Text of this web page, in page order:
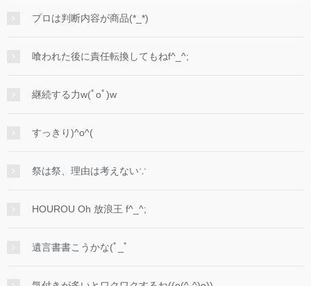
プロは判断内容が商品(*_*)
喰われた後に責任転換してもねf^_^;
継続する力w(ﾟoﾟ)w
すっきり)^o^(
祭は祭、理由は考えない∵
HOUROU Oh 放浪王 f^_^;
遺言書書こうかな(ﾟ_ﾟ